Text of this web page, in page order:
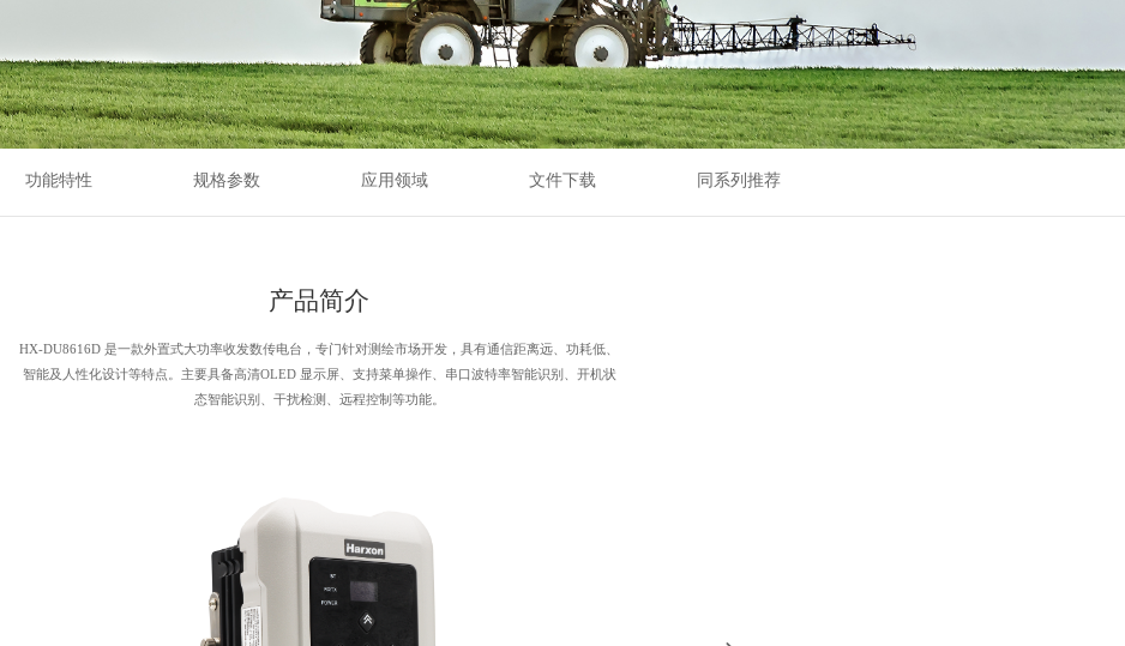
功能特性 规格参数 应用领域 文件下载 同系列推荐
产品简介
HX-DU8616D 是一款外置式大功率收发数传电台，专门针对测绘市场开发，具有通信距离远、功耗低、
智能及人性化设计等特点。主要具备高清OLED 显示屏、支持菜单操作、串口波特率智能识别、开机状
态智能识别、干扰检测、远程控制等功能。